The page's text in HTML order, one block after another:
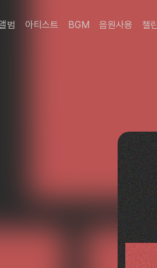
범 아티스트 BGM 음원사용 챌